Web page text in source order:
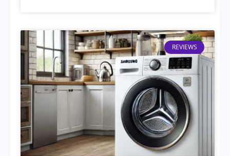
REVIEWS